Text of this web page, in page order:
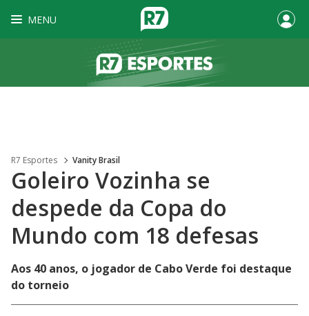
MENU
R7 Esportes Vanity Brasil
Goleiro Vozinha se
despede da Copa do
Mundo com 18 defesas
Aos 40 anos, o jogador de Cabo Verde foi destaque
do torneio